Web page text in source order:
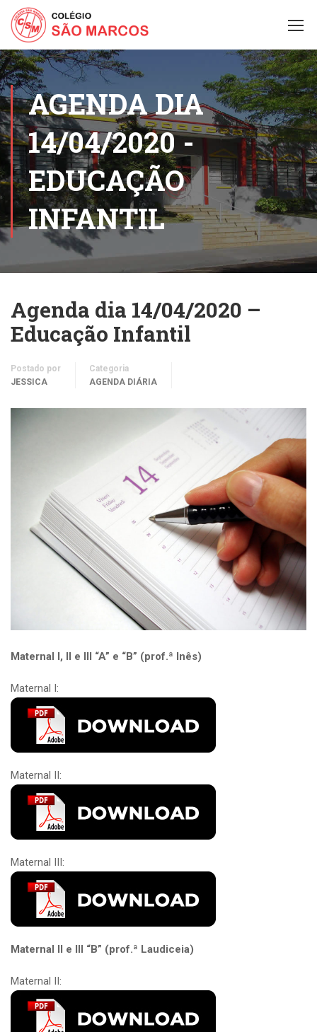
AGENDA DIA
14/04/2020 -
EDUCAÇÃO
INFANTIL
Agenda dia 14/04/2020 –
Educação Infantil
Postado por
JESSICA
Categoria
AGENDA DIÁRIA
Maternal I, II e III “A” e “B” (prof.ª Inês)
Maternal I:
Maternal II:
Maternal III:
Maternal II e III “B” (prof.ª Laudiceia)
Maternal II: